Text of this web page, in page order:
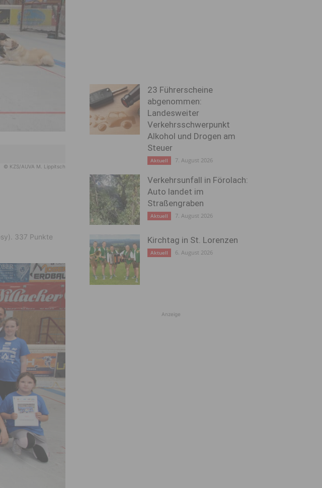
© KZS/AUVA M. Lippitsch
337 Punkte
23 Führerscheine
abgenommen:
Landesweiter
Verkehrsschwerpunkt
Alkohol und Drogen am
Steuer
Aktuell 7. August 2026
Verkehrsunfall in Förolach:
Auto landet im
Straßengraben
Aktuell 7. August 2026
Kirchtag in St. Lorenzen
Aktuell 6. August 2026
Anzeige